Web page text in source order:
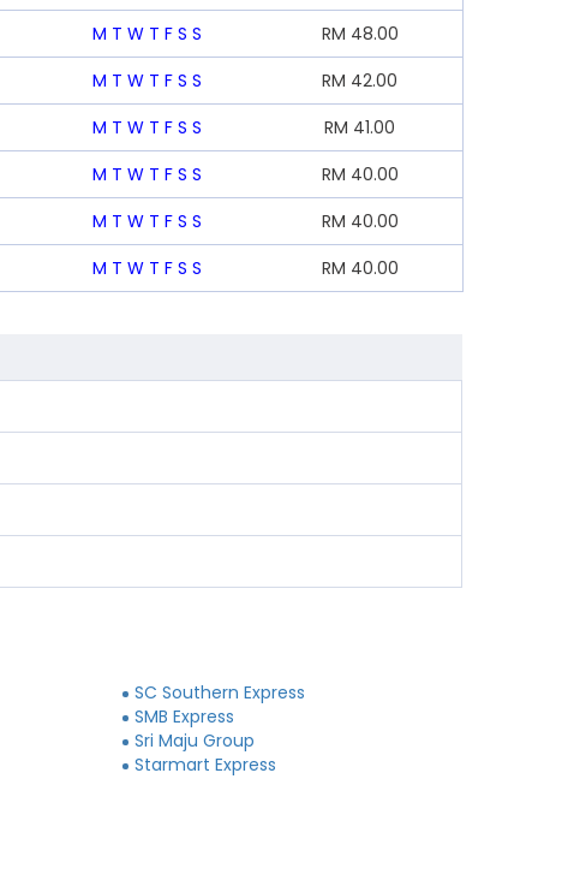
M T W T F S S RM 48.00
M T W T F S S RM 42.00
M T W T F S S RM 41.00
M T W T F S S RM 40.00
M T W T F S S RM 40.00
M T W T F S S RM 40.00
SC Southern Express
SMB Express
Sri Maju Group
Starmart Express